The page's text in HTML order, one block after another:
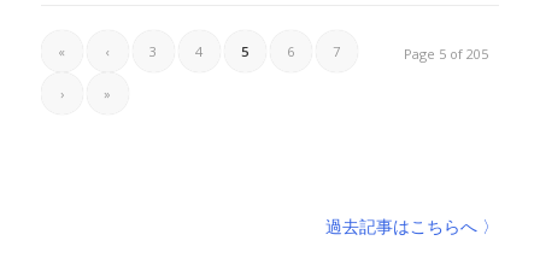
Page 5 of 205
« ‹ 3 4 5 6 7
› »
過去記事はこちらへ 〉